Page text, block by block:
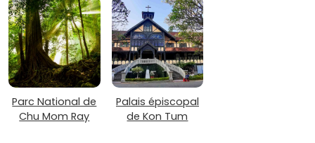
Parc National de
Chu Mom Ray
Palais épiscopal
de Kon Tum